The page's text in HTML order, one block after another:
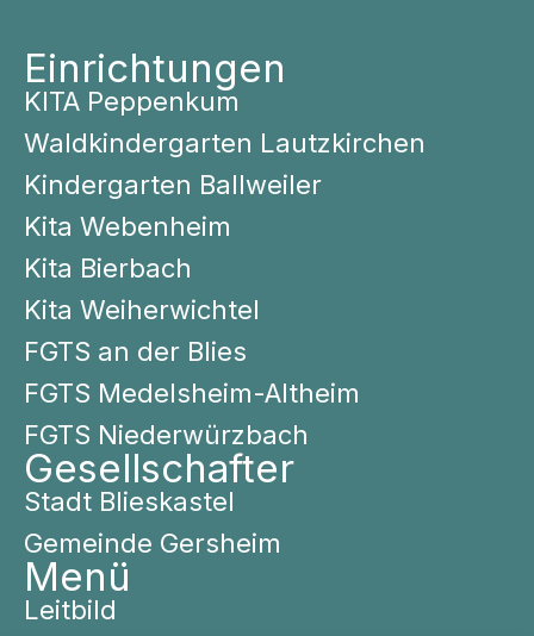
Einrichtungen
KITA Peppenkum
Waldkindergarten Lautzkirchen
Kindergarten Ballweiler
Kita Webenheim
Kita Bierbach
Kita Weiherwichtel
FGTS an der Blies
FGTS Medelsheim-Altheim
FGTS Niederwürzbach
Gesellschafter
Stadt Blieskastel
Gemeinde Gersheim
Menü
Leitbild